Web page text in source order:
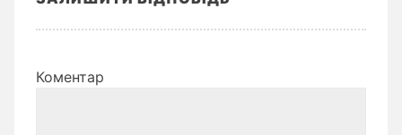
Коментар